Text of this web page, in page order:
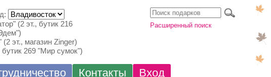
(2 эт., бутик 216
эт., магазин Zinger)
бутик 269 "Мир сумок")
Расширенный поиск
Контакты Вход